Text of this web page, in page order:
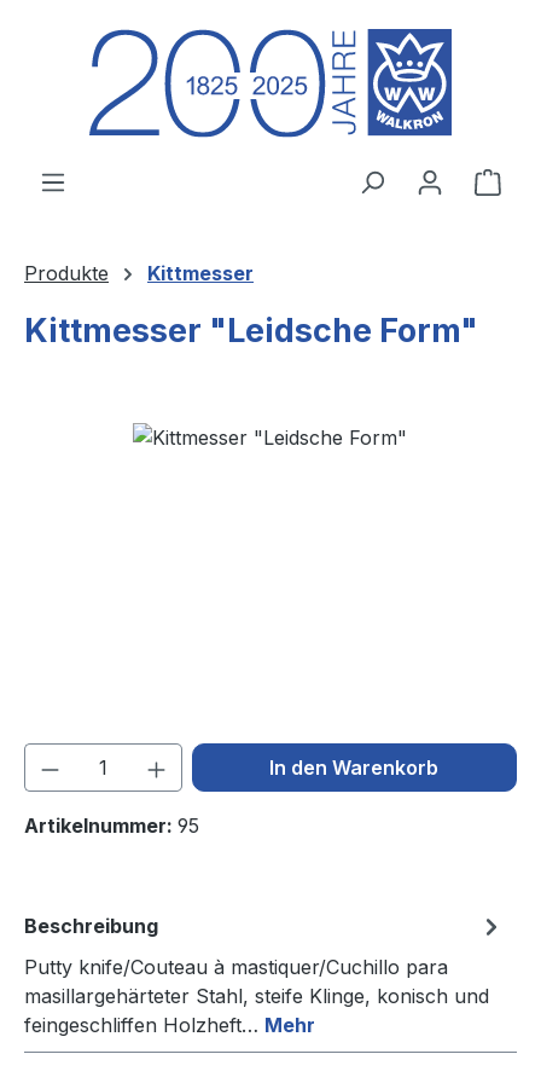
Zum Hauptinhalt springen
Produkte Kittmesser
Kittmesser "Leidsche Form"
Bildergalerie überspringen
Produkt Anzahl: Gib denIn den Warenkorb
Artikelnummer: 95
Beschreibung
Putty knife/Couteau à mastiquer/Cuchillo para
masillargehärteter Stahl, steife Klinge, konisch und
feingeschliffen Holzheft… Mehr